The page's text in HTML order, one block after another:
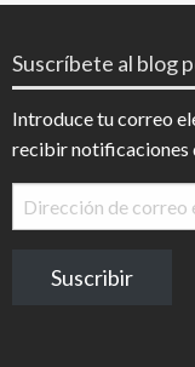
Suscríbete al blog
Introduce tu correo
recibir notificaciones
Dirección
de
electrónico
Suscribir